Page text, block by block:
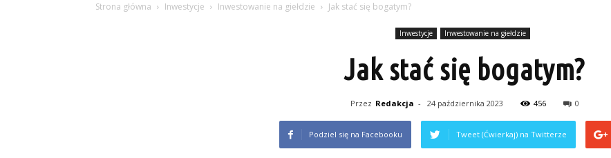
Strona główna Inwestycje Inwestowanie na giełdzie Jak stać się bogatym?
Inwestycje Inwestowanie na giełdzie
Jak stać się bogatym?
Przez Redakcja - 24 października 2023 456 0
Podziel się na Facebooku Tweet (Ćwierkaj) na Twitterze